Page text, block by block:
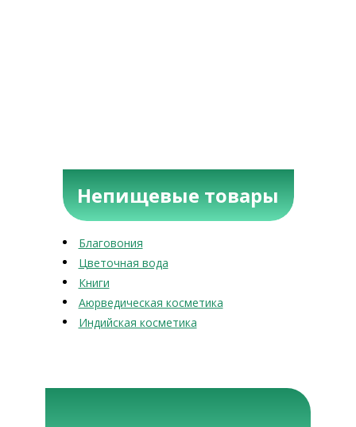
Непищевые товары
Благовония
Цветочная вода
Книги
Аюрведическая косметика
Индийская косметика